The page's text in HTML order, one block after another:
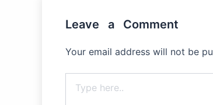
Leave a Comment
Your email address will not be
here..